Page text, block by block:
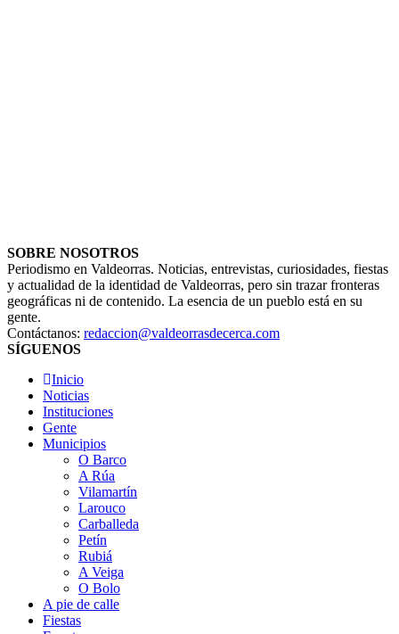
SOBRE NOSOTROS
Periodismo en Valdeorras. Noticias, entrevistas, curiosidades, fiestas
y actualidad de la identidad de Valdeorras, pero sin trazar fronteras
geográficas ni de contenido. La esencia de un pueblo está en su
gente.
Contáctanos: redaccion@valdeorrasdecerca.com
SÍGUENOS
Inicio
Noticias
Instituciones
Gente
Municipios
O Barco
A Rúa
Vilamartín
Larouco
Carballeda
Petín
Rubiá
A Veiga
O Bolo
A pie de calle
Fiestas